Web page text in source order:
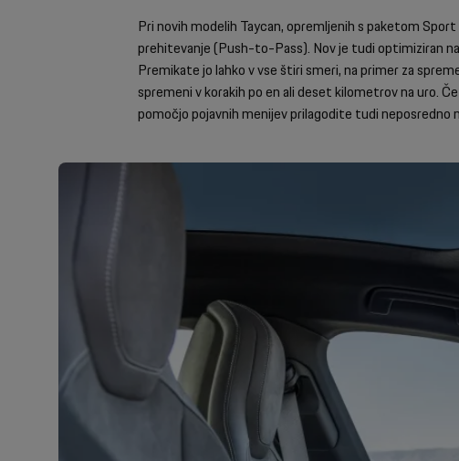
Pri novih modelih Taycan, opremljenih s paketom
prehitevanje (Push-to-Pass). Nov je tudi optimiziran
Premikate jo lahko v vse štiri smeri, na primer za
spremeni v korakih po en ali deset kilometrov na uro.
pomočjo pojavnih menijev prilagodite tudi neposredno